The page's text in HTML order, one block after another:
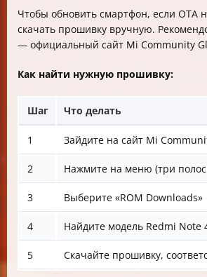
Чтобы обновить смартфон, если OTA
скачать прошивку вручную.
— официальный сайт Mi Community
Как найти нужную прошивку:
Шаг Что делать
1 Зайдите на сайт Mi
2 Нажмите на меню (три
3 Выберите «ROM Downloads»
4 Найдите модель Redmi Note
5 Скачайте прошивку,